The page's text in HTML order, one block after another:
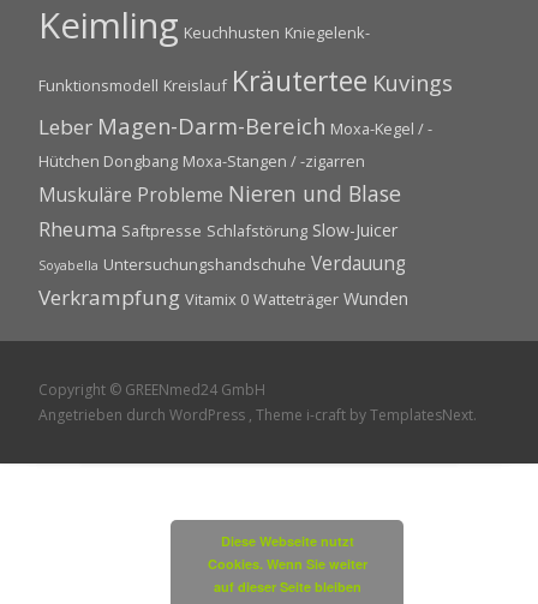
Keimling Keuchhusten Kniegelenk-
Funktionsmodell Kreislauf Kräutertee Kuvings
Leber Magen-Darm-Bereich Moxa-Kegel / -
Hütchen Dongbang Moxa-Stangen / -zigarren
Muskuläre Probleme Nieren und Blase
Rheuma Saftpresse Schlafstörung Slow-Juicer
Soyabella Untersuchungshandschuhe Verdauung
Verkrampfung Vitamix 0 Watteträger Wunden
Copyright © GREENmed24 GmbH
Angetrieben durch WordPress , Theme i-craft by TemplatesNext.
Diese Webseite nutzt
Cookies. Wenn Sie weiter
auf dieser Seite bleiben